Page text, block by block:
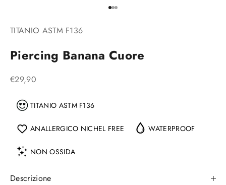
Vai all'articolo 1
Vai all'articolo 2
Vai all'articolo 3
TITANIO ASTM F136
Piercing Banana Cuore
Prezzo scontato
€29,90
TITANIO ASTM F136
ANALLERGICO NICHEL FREE WATERPROOF
NON OSSIDA
Descrizione